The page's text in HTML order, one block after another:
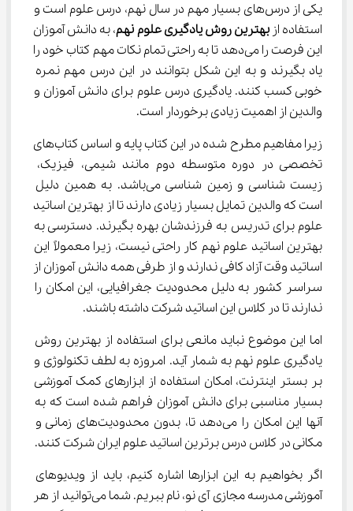
یکی از درس‌های بسیار مهم در سال نهم، درس علوم است و
استفاده از بهترین روش یادگیری علوم نهم، به دانش آموزان
این فرصت را می‌دهد تا به راحتی تمام نکات مهم کتاب خود را
یاد بگیرند و به این شکل بتوانند در این درس مهم نمره
خوبی کسب کنند. یادگیری درس علوم برای دانش آموزان و
والدین از اهمیت زیادی برخوردار است.
زیرا مفاهیم مطرح شده در این کتاب پایه و اساس کتاب‌های
تخصصی در دوره متوسطه دوم مانند شیمی، فیزیک،
زیست شناسی و زمین شناسی می‌باشد. به همین دلیل
است که والدین تمایل بسیار زیادی دارند تا از بهترین اساتید
علوم برای تدریس به فرزندشان بهره بگیرند. دسترسی به
بهترین اساتید علوم نهم کار راحتی نیست، زیرا معمولاً این
اساتید وقت آزاد کافی ندارند و از طرفی همه دانش آموزان از
سراسر کشور به دلیل محدودیت جغرافیایی، این امکان را
ندارند تا در کلاس این اساتید شرکت داشته باشند.
اما این موضوع نباید مانعی برای استفاده از بهترین روش
یادگیری علوم نهم به شمار آید. امروزه به لطف تکنولوژی و
بر بستر اینترنت، امکان استفاده از ابزارهای کمک آموزشی
بسیار مناسبی برای دانش آموزان فراهم شده است که به
آنها این امکان را می‌دهد تا، بدون محدودیت‌های زمانی و
مکانی در کلاس درس برترین اساتید علوم ایران شرکت کنند.
اگر بخواهیم به این ابزارها اشاره کنیم، باید از ویدیوهای
آموزشی مدرسه مجازی آی نو، نام ببریم. شما می‌توانید از هر